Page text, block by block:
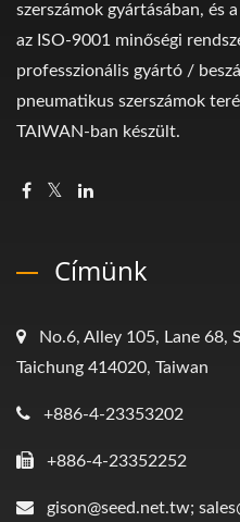
szerszámok gyártásában, és
az ISO-9001 minőségi
professzionális gyártó /
pneumatikus szerszámok
TAIWAN-ban készült.
Címünk
No.6, Alley 105, Lane 68,
Taichung 414020, Taiwan
+886-4-23353202
+886-4-23352252
gison@seed.net.tw;